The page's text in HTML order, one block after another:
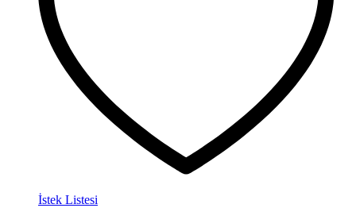
İstek Listesi